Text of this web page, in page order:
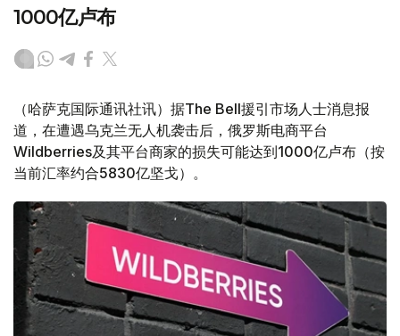
1000亿卢布
（哈萨克国际通讯社讯）据The Bell援引市场人士消息报
道，在遭遇乌克兰无人机袭击后，俄罗斯电商平台
Wildberries及其平台商家的损失可能达到1000亿卢布（按
当前汇率约合5830亿坚戈）。